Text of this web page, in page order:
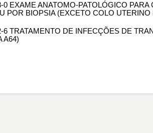
0 EXAME ANATOMO-PATOLÓGICO
POR BIOPSIA (EXCETO COLO UTERINO
6 TRATAMENTO DE INFECÇÕES DE
A64)